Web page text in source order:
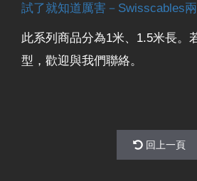
試了就知道厲害－Swisscables
此系列商品分為1米、1.5米長。
型，歡迎與我們聯絡。
回上一頁